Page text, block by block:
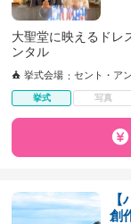
大聖堂に映えるドレ
ンタル
挙式会場 セント・ア
挙式 写真
創